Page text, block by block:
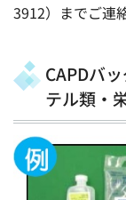
3912）までご連
CAPDバ
テル類・